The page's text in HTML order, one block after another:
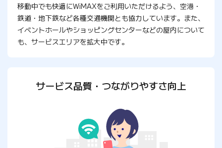
移動中でも快適にWiMAXをご利用いただけるよう、空港・
鉄道・地下鉄など各種交通機関とも協力しています。また、
イベントホールやショッピングセンターなどの屋内について
も、サービスエリアを拡大中です。
サービス品質・つながりやすさ向上